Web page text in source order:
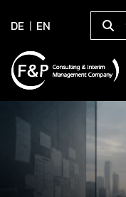
DE EN